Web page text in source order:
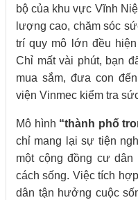
bộ của khu vực Vĩnh
lượng cao, chăm sóc
trí quy mô lớn đều
Chỉ mất vài phút, bạn
mua sắm, đưa con
viện Vinmec kiểm tra
Mô hình “thành phố
chỉ mang lại sự tiện
một cộng đồng cư dân
cách sống. Việc tích
dân tận hưởng cuộc